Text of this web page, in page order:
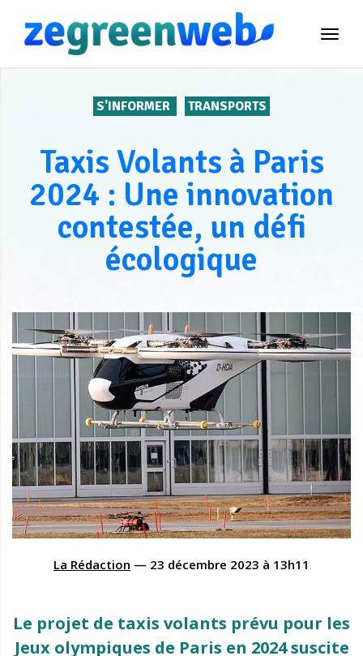
S'INFORMER TRANSPORTS
Taxis Volants à Paris
2024 : Une innovation
contestée, un défi
écologique
La Rédaction — 23 décembre 2023 à 13h11
Le projet de taxis volants prévu pour les
Jeux olympiques de Paris en 2024 suscite